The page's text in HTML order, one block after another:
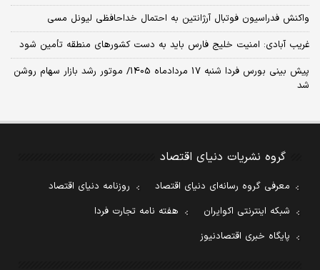
واکنش فدراسیون فوتبال آرژانتین به احتمال خداحافظی لیونل مسی
غریب آبادی: امنیت خلیج فارس باید به دست کشورهای منطقه تأمین شود
پیش بینی بورس فردا شنبه 17 مردادماه 1405/ موتور رشد بازار سهام روشن
شد
گروه نشریات دنیای اقتصاد
معرفی گروه رسانه‌ای دنیای اقتصاد
روزنامه دنیای اقتصاد
شبکه اینترنتی اکوایران
هفته نامه تجارت فردا
پایگاه خبری اقتصادنیوز